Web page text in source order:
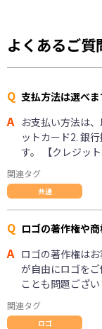
よくあるご質
Q 支払方法は選べま
A お支払い方法は
ットカード2. 銀
す。 【クレジッ
関連タグ
共通
Q ロゴの著作権や
A ロゴの著作権は
が自由にロゴを
ことも問題ござ
関連タグ
ロゴ